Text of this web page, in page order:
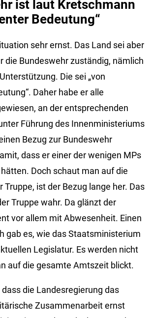
ist laut Kretschmann
Bedeutung“
sehr ernst. Das Land sei aber
die Bundeswehr zuständig, nämlich
Die sei „von
Daher habe er alle
an der entsprechenden
Führung des Innenministeriums
Bezug zur Bundeswehr
dass er einer der wenigen MPs
Doch schaut man auf die
Truppe, ist der Bezug lange her. Das
Truppe wahr. Da glänzt der
vor allem mit Abwesenheit. Einen
gab es, wie das Staatsministerium
Legislatur. Es werden nicht
auf die gesamte Amtszeit blickt.
die Landesregierung das
Zusammenarbeit ernst